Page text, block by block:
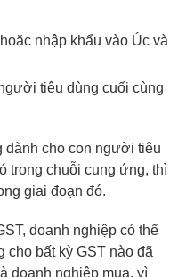
nhập khẩu vào Úc và
tiêu dùng cuối cùng
dành cho con người tiêu
trong chuỗi cung ứng, thì
giai đoạn đó.
doanh nghiệp có thể
cho bất kỳ GST nào đã
doanh nghiệp mua, vì